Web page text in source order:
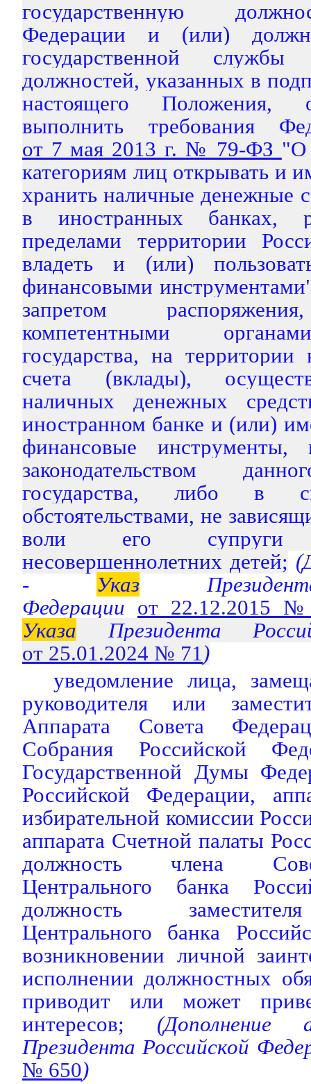
государственную
Федерации и (или)
государственной
должностей, указанных в
настоящего Положения,
выполнить требования
от 7 мая 2013 г. № 79-ФЗ "О
категориям лиц открывать и
хранить наличные денежные
в иностранных банках,
пределами территории
владеть и (или)
финансовыми
запретом
компетентными
государства, на территории
счета (вклады),
наличных денежных
иностранном банке и (или)
финансовые инструменты,
законодательством
государства, либо в
обстоятельствами, не
воли его
несовершеннолетних детей;
- Указ
Федерации от 22.12.2015
Указа Президента
от 25.01.2024 № 71)
уведомление лица,
руководителя или
Аппарата Совета
Собрания Российской
Государственной Думы
Российской Федерации,
избирательной комиссии
аппарата Счетной палаты
должность члена
Центрального банка
должность
Центрального банка
возникновении личной
исполнении должностных
приводит или может
интересов;
Президента Российской
№ 650)